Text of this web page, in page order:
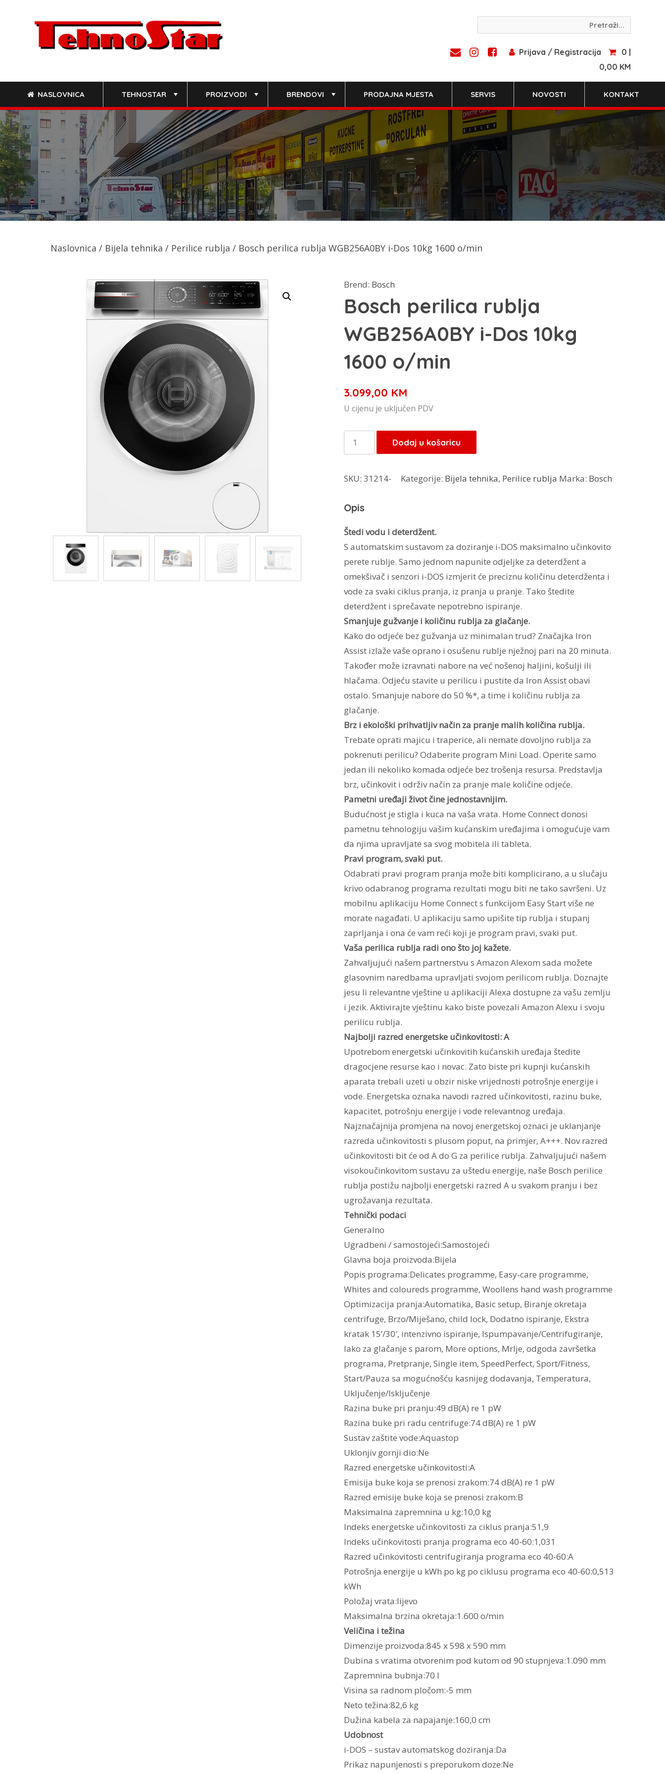
Prijava / Registracija
0 |
0,00 KM
NASLOVNICA TEHNOSTAR PROIZVODI BRENDOVI PRODAJNA MJESTA SERVIS NOVOSTI KONTAKT
Naslovnica / Bijela tehnika / Perilice rublja / Bosch perilica rublja WGB256A0BY i-Dos 10kg 1600 o/min
Brend: Bosch
Bosch perilica rublja
WGB256A0BY i-Dos 10kg
1600 o/min
3.099,00 KM
U cijenu je uključen PDV
Bosch
perilica
WGB256A0BY
Dos
10kg
količina
Dodaj u košaricu
SKU: 31214- Kategorije: Bijela tehnika, Perilice rublja Marka: Bosch
Opis
Štedi vodu i deterdžent.
S automatskim sustavom za doziranje i-DOS maksimalno učinkovito
perete rublje. Samo jednom napunite odjeljke za deterdžent a
omekšivač i senzori i-DOS izmjerit će preciznu količinu deterdženta i
vode za svaki ciklus pranja, iz pranja u pranje. Tako štedite
deterdžent i sprečavate nepotrebno ispiranje.
Smanjuje gužvanje i količinu rublja za glačanje.
Kako do odjeće bez gužvanja uz minimalan trud? Značajka Iron
Assist izlaže vaše oprano i osušenu rublje nježnoj pari na 20 minuta.
Također može izravnati nabore na već nošenoj haljini, košulji ili
hlačama. Odjeću stavite u perilicu i pustite da Iron Assist obavi
ostalo. Smanjuje nabore do 50 %*, a time i količinu rublja za
glačanje.
Brz i ekološki prihvatljiv način za pranje malih količina rublja.
Trebate oprati majicu i traperice, ali nemate dovoljno rublja za
pokrenuti perilicu? Odaberite program Mini Load. Operite samo
jedan ili nekoliko komada odjeće bez trošenja resursa. Predstavlja
brz, učinkovit i održiv način za pranje male količine odjeće.
Pametni uređaji život čine jednostavnijim.
Budućnost je stigla i kuca na vaša vrata. Home Connect donosi
pametnu tehnologiju vašim kućanskim uređajima i omogućuje vam
da njima upravljate sa svog mobitela ili tableta.
Pravi program, svaki put.
Odabrati pravi program pranja može biti komplicirano, a u slučaju
krivo odabranog programa rezultati mogu biti ne tako savršeni. Uz
mobilnu aplikaciju Home Connect s funkcijom Easy Start više ne
morate nagađati. U aplikaciju samo upišite tip rublja i stupanj
zaprljanja i ona će vam reći koji je program pravi, svaki put.
Vaša perilica rublja radi ono što joj kažete.
Zahvaljujući našem partnerstvu s Amazon Alexom sada možete
glasovnim naredbama upravljati svojom perilicom rublja. Doznajte
jesu li relevantne vještine u aplikaciji Alexa dostupne za vašu zemlju
i jezik. Aktivirajte vještinu kako biste povezali Amazon Alexu i svoju
perilicu rublja.
Najbolji razred energetske učinkovitosti: A
Upotrebom energetski učinkovitih kućanskih uređaja štedite
dragocjene resurse kao i novac. Zato biste pri kupnji kućanskih
aparata trebali uzeti u obzir niske vrijednosti potrošnje energije i
vode. Energetska oznaka navodi razred učinkovitosti, razinu buke,
kapacitet, potrošnju energije i vode relevantnog uređaja.
Najznačajnija promjena na novoj energetskoj oznaci je uklanjanje
razreda učinkovitosti s plusom poput, na primjer, A+++. Nov razred
učinkovitosti bit će od A do G za perilice rublja. Zahvaljujući našem
visokoučinkovitom sustavu za uštedu energije, naše Bosch perilice
rublja postižu najbolji energetski razred A u svakom pranju i bez
ugrožavanja rezultata.
Tehnički podaci
Generalno
Ugradbeni / samostojeći:Samostojeći
Glavna boja proizvoda:Bijela
Popis programa:Delicates programme, Easy-care programme,
Whites and coloureds programme, Woollens hand wash programme
Optimizacija pranja:Automatika, Basic setup, Biranje okretaja
centrifuge, Brzo/Miješano, child lock, Dodatno ispiranje, Ekstra
kratak 15’/30′, intenzivno ispiranje, Ispumpavanje/Centrifugiranje,
lako za glačanje s parom, More options, Mrlje, odgoda završetka
programa, Pretpranje, Single item, SpeedPerfect, Sport/Fitness,
Start/Pauza sa mogućnošću kasnijeg dodavanja, Temperatura,
Uključenje/Isključenje
Razina buke pri pranju:49 dB(A) re 1 pW
Razina buke pri radu centrifuge:74 dB(A) re 1 pW
Sustav zaštite vode:Aquastop
Uklonjiv gornji dio:Ne
Razred energetske učinkovitosti:A
Emisija buke koja se prenosi zrakom:74 dB(A) re 1 pW
Razred emisije buke koja se prenosi zrakom:B
Maksimalna zapremnina u kg:10,0 kg
Indeks energetske učinkovitosti za ciklus pranja:51,9
Indeks učinkovitosti pranja programa eco 40-60:1,031
Razred učinkovitosti centrifugiranja programa eco 40-60:A
Potrošnja energije u kWh po kg po ciklusu programa eco 40-60:0,513
kWh
Položaj vrata:lijevo
Maksimalna brzina okretaja:1.600 o/min
Veličina i težina
Dimenzije proizvoda:845 x 598 x 590 mm
Dubina s vratima otvorenim pod kutom od 90 stupnjeva:1.090 mm
Zapremnina bubnja:70 l
Visina sa radnom pločom:-5 mm
Neto težina:82,6 kg
Dužina kabela za napajanje:160,0 cm
Udobnost
i-DOS – sustav automatskog doziranja:Da
Prikaz napunjenosti s preporukom doze:Ne